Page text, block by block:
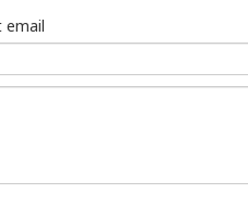
email